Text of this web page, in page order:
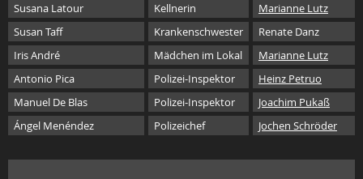
Susana Latour
Kellnerin
Marianne Lutz
Susan Taff
Krankenschwester
Renate Danz
Iris André
Mädchen im Lokal
Marianne Lutz
Antonio Pica
Polizei-Inspektor
Heinz Petruo
Manuel De Blas
Polizei-Inspektor
Joachim Pukaß
Ángel Menéndez
Polizeichef Jochen Schröder